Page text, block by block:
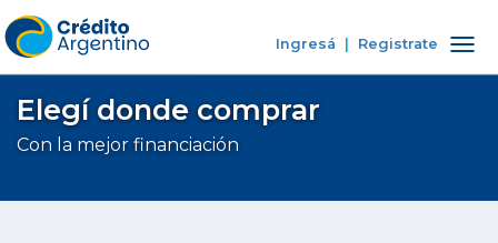
Ingresá Registrate
Elegí donde comprar
Con la mejor financiación